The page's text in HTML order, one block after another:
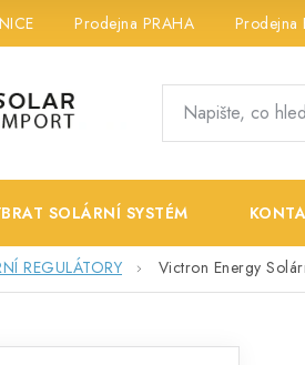
Prodejna PRAHA Prodejna
SOLÁRNÍ SYSTÉM
REGULÁTORY Victron Energy